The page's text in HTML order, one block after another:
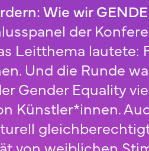
Wie wir
der
Leitthema lautete:
Und die Runde
Gender Equality
Künstler*innen.